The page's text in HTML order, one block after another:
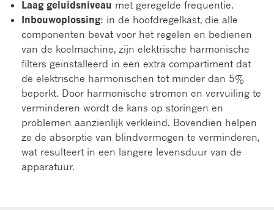
Laag geluidsniveau met geregelde frequentie.
Inbouwoplossing: in de hoofdregelkast, die alle
componenten bevat voor het regelen en bedienen
van de koelmachine, zijn elektrische harmonische
filters geïnstalleerd in een extra compartiment dat
de elektrische harmonischen tot minder dan 5%
beperkt. Door harmonische stromen en vervuiling te
verminderen wordt de kans op storingen en
problemen aanzienlijk verkleind. Bovendien helpen
ze de absorptie van blindvermogen te verminderen,
wat resulteert in een langere levensduur van de
apparatuur.